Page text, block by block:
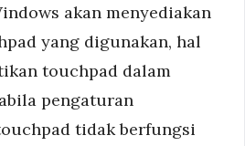
akan menyediakan
yang digunakan, hal
touchpad dalam
pengaturan
tidak berfungsi